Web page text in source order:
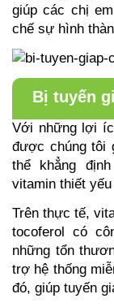
giúp các chị
chế sự hình
Bị tuyến
Với những lợi
được chúng tôi
thể khẳng
vitamin thiết
Trên thực tế,
tocoferol có
những tổn
trợ hệ thống
đó, giúp tuyến